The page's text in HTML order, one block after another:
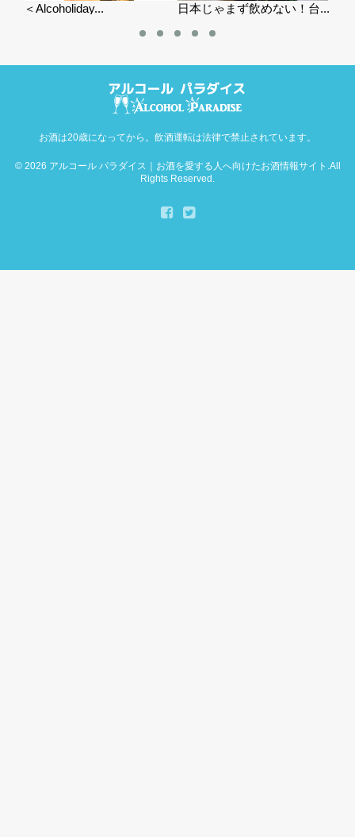
日本じゃまず飲めない！台... 【第6回
お酒は20歳になってから。飲酒運転は法律で禁止されています。
© 2026 アルコール パラダイス｜お酒を愛する人へ向けたお酒情報サイト .All
Rights Reserved.